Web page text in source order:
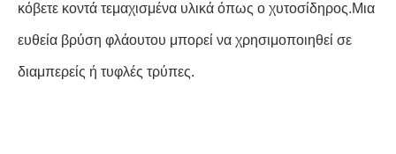
κόβετε κοντά τεμαχισμένα υλικά όπως ο χυτοσίδηρος.Μια
ευθεία βρύση φλάουτου μπορεί να χρησιμοποιηθεί σε
διαμπερείς ή τυφλές τρύπες.